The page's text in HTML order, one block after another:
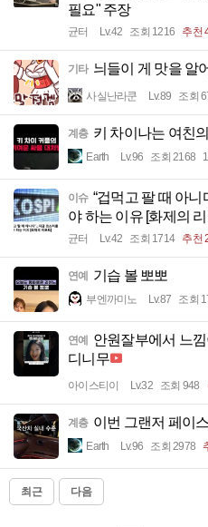
필요" 주장
균터 Lv.42 조회 1216 추천
기타 늬들이 게 맛을 알
사실난라쿤 Lv.89 조회
계층 키 차이나는 여친
Earth Lv.96 조회 2168
이슈 “겁먹고 팔 때 아
야 하는 이유 [화제의
균터 Lv.42 조회 1714 추천
연예 기습 볼 뽀뽀
부엔까미노 Lv.87 조회
연예 안원잘부에서 느
디니무
아이스티이 Lv.32 조회 948
계층 이번 그랜저 페이
Earth Lv.96 조회 2978
최근 다음